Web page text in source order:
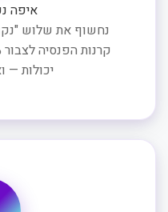
איפה
נחשוף את שלוש
יכולות —